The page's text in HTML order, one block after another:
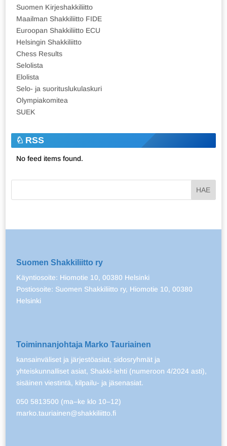
Suomen Kirjeshakkiliitto
Maailman Shakkiliitto FIDE
Euroopan Shakkiliitto ECU
Helsingin Shakkiliitto
Chess Results
Selolista
Elolista
Selo- ja suorituslukulaskuri
Olympiakomitea
SUEK
RSS
No feed items found.
Suomen Shakkiliitto ry
Käyntiosoite: Hiomotie 10, 00380 Helsinki
Postiosoite: Suomen Shakkiliitto ry, Hiomotie 10, 00380
Helsinki
Toiminnanjohtaja Marko Tauriainen
kansainväliset ja järjestöasiat, sidosryhmät ja
yhteiskunnalliset asiat, Shakki-lehti (numeroon 4/2024 asti),
sisäinen viestintä, kilpailu- ja jäsenasiat.
050 5813500 (ma–ke klo 10–12)
marko.tauriainen@shakkiliitto.fi